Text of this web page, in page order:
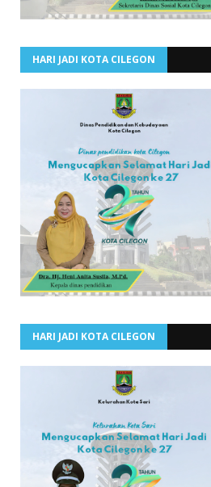
HARI JADI KOTA CILEGON
HARI JADI KOTA CILEGON